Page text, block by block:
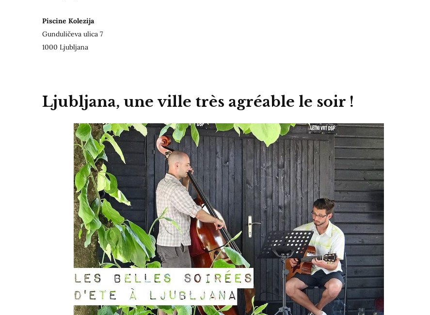
Piscine Kolezija
Gunduličeva ulica 7
1000 Ljubljana
Ljubljana, une ville très agréable le soir !